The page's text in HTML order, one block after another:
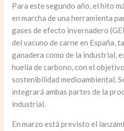
Para este segundo año, el hito
en marcha de una herramienta
gases de efecto invernadero
del vacuno de carne en España,
ganadera como de la industrial,
huella de carbono, con el
sostenibilidad medioambiental.
integrará ambas partes de la
industrial.
En marzo está previsto el